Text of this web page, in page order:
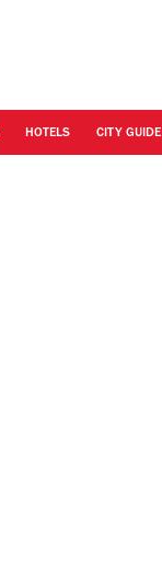
HOTELS CITY GUIDE